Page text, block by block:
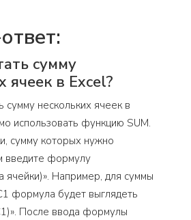
сумму
ячеек в Excel?
сумму нескольких ячеек в
использовать функцию SUM.
сумму которых нужно
введите формулу
ячейки)». Например, для суммы
формула будет выглядеть
После ввода формулы